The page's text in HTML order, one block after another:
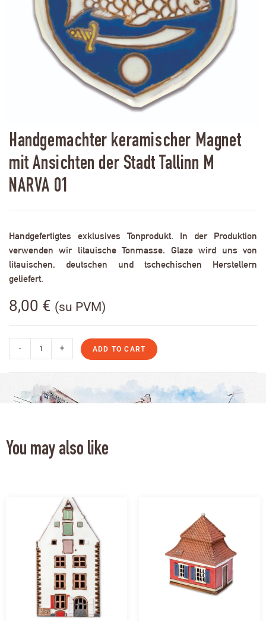
Handgemachter keramischer Magnet
mit Ansichten der Stadt Tallinn M
NARVA 01
Handgefertigtes exklusives Tonprodukt. In der Produktion
verwenden wir litauische Tonmasse. Glaze wird uns von
litauischen, deutschen und tschechischen Herstellern
geliefert.
8,00 € (su PVM)
- + ADD TO CART
You may also like